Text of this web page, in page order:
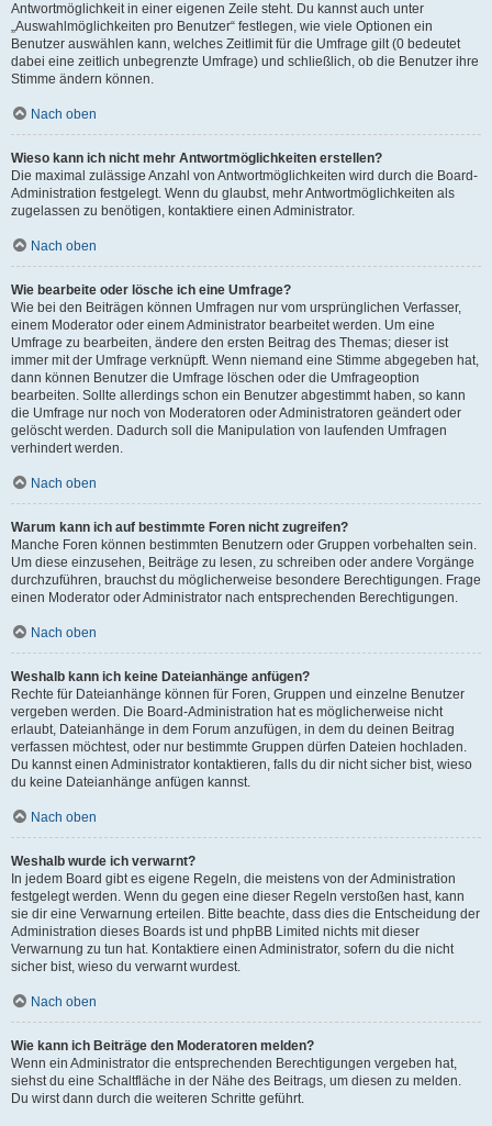
Antwortmöglichkeit in einer eigenen Zeile steht. Du kannst auch unter
„Auswahlmöglichkeiten pro Benutzer“ festlegen, wie viele Optionen ein
Benutzer auswählen kann, welches Zeitlimit für die Umfrage gilt (0 bedeutet
dabei eine zeitlich unbegrenzte Umfrage) und schließlich, ob die Benutzer ihre
Stimme ändern können.
Nach oben
Wieso kann ich nicht mehr Antwortmöglichkeiten erstellen?
Die maximal zulässige Anzahl von Antwortmöglichkeiten wird durch die Board-
Administration festgelegt. Wenn du glaubst, mehr Antwortmöglichkeiten als
zugelassen zu benötigen, kontaktiere einen Administrator.
Nach oben
Wie bearbeite oder lösche ich eine Umfrage?
Wie bei den Beiträgen können Umfragen nur vom ursprünglichen Verfasser,
einem Moderator oder einem Administrator bearbeitet werden. Um eine
Umfrage zu bearbeiten, ändere den ersten Beitrag des Themas; dieser ist
immer mit der Umfrage verknüpft. Wenn niemand eine Stimme abgegeben hat,
dann können Benutzer die Umfrage löschen oder die Umfrageoption
bearbeiten. Sollte allerdings schon ein Benutzer abgestimmt haben, so kann
die Umfrage nur noch von Moderatoren oder Administratoren geändert oder
gelöscht werden. Dadurch soll die Manipulation von laufenden Umfragen
verhindert werden.
Nach oben
Warum kann ich auf bestimmte Foren nicht zugreifen?
Manche Foren können bestimmten Benutzern oder Gruppen vorbehalten sein.
Um diese einzusehen, Beiträge zu lesen, zu schreiben oder andere Vorgänge
durchzuführen, brauchst du möglicherweise besondere Berechtigungen. Frage
einen Moderator oder Administrator nach entsprechenden Berechtigungen.
Nach oben
Weshalb kann ich keine Dateianhänge anfügen?
Rechte für Dateianhänge können für Foren, Gruppen und einzelne Benutzer
vergeben werden. Die Board-Administration hat es möglicherweise nicht
erlaubt, Dateianhänge in dem Forum anzufügen, in dem du deinen Beitrag
verfassen möchtest, oder nur bestimmte Gruppen dürfen Dateien hochladen.
Du kannst einen Administrator kontaktieren, falls du dir nicht sicher bist, wieso
du keine Dateianhänge anfügen kannst.
Nach oben
Weshalb wurde ich verwarnt?
In jedem Board gibt es eigene Regeln, die meistens von der Administration
festgelegt werden. Wenn du gegen eine dieser Regeln verstoßen hast, kann
sie dir eine Verwarnung erteilen. Bitte beachte, dass dies die Entscheidung der
Administration dieses Boards ist und phpBB Limited nichts mit dieser
Verwarnung zu tun hat. Kontaktiere einen Administrator, sofern du die nicht
sicher bist, wieso du verwarnt wurdest.
Nach oben
Wie kann ich Beiträge den Moderatoren melden?
Wenn ein Administrator die entsprechenden Berechtigungen vergeben hat,
siehst du eine Schaltfläche in der Nähe des Beitrags, um diesen zu melden.
Du wirst dann durch die weiteren Schritte geführt.